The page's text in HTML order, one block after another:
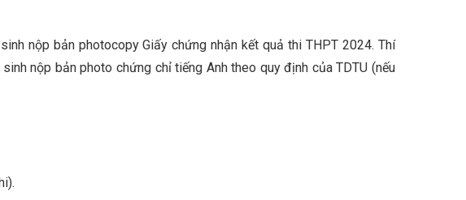
nộp bản photocopy Giấy chứng nhận kết quả thi THPT 2024. Thí
sinh nộp bản photo chứng chỉ tiếng Anh theo quy định của TDTU (nếu